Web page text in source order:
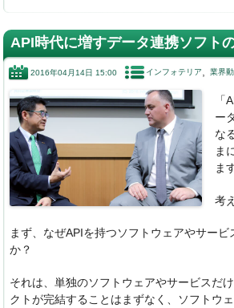
c
e
o
o
k
k
e
n
e
e
n
a
API時代に増すデータ連携ソフト
2016年04月14日 15:00 インフォテリア 業界
「
ー
な
ま
ま
考
まず、なぜAPIを持つソフトウェアやサー
か？
それは、単独のソフトウェアやサービスだ
クトが完結することはまずなく、ソフトウ